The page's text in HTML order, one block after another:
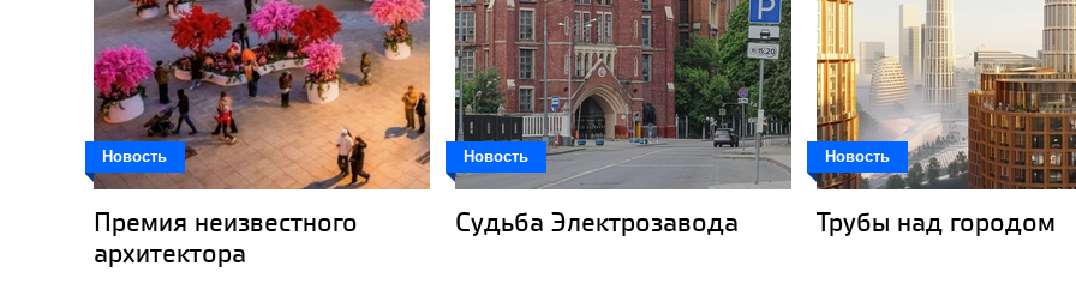
Новость
Премия неизвестного
архитектора
Новость
Судьба Электрозавода
Новость
Трубы над городом